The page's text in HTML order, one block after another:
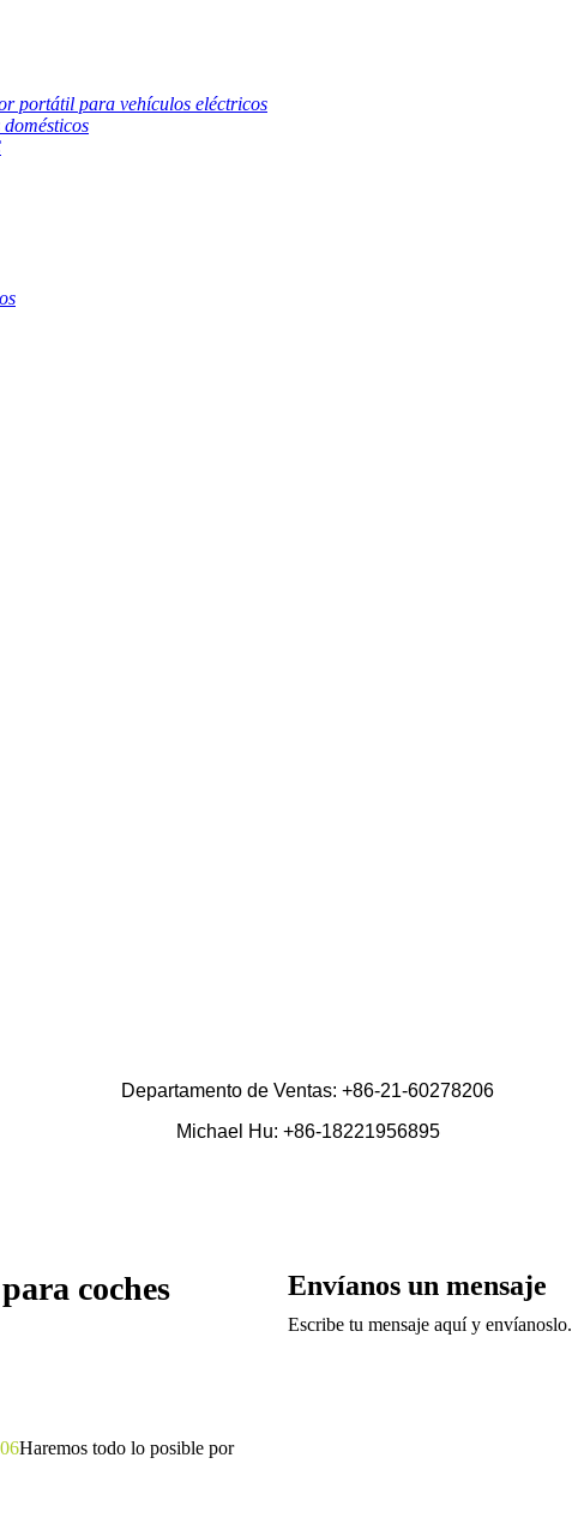
portátil para vehículos eléctricos
Departamento de Ventas: +86-21-60278206
Michael Hu: +86-18221956895
coches
Haremos todo lo posible por
Envíanos un mensaje
Escribe tu mensaje aquí y envíanoslo.